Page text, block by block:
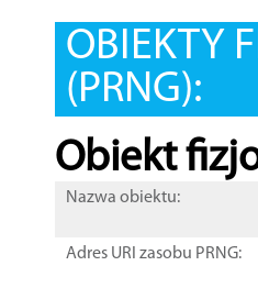
OBIEKTY
(PRNG):
Obiekt
Nazwa obiektu:
Adres URI zasobu PRNG: